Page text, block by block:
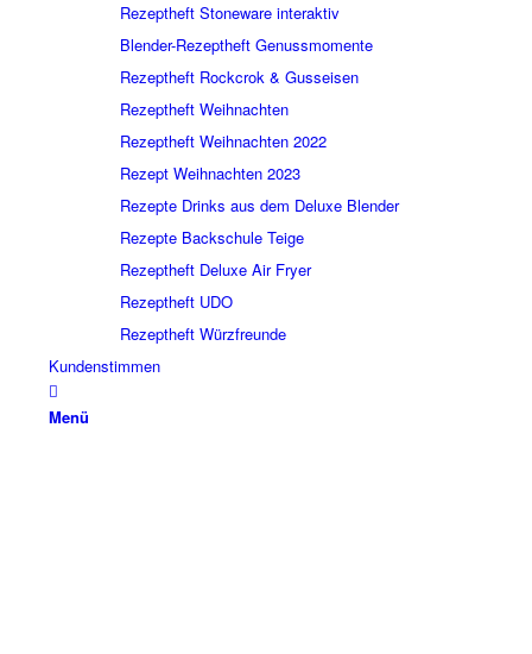
Rezeptheft Stoneware interaktiv
Blender-Rezeptheft Genussmomente
Rezeptheft Rockcrok & Gusseisen
Rezeptheft Weihnachten
Rezeptheft Weihnachten 2022
Rezept Weihnachten 2023
Rezepte Drinks aus dem Deluxe Blender
Rezepte Backschule Teige
Rezeptheft Deluxe Air Fryer
Rezeptheft UDO
Rezeptheft Würzfreunde
Kundenstimmen
Menü